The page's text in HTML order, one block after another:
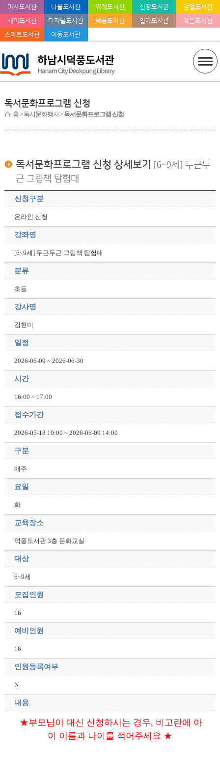
미사도서관 나룰도서관 위례도서관 신장도서관
감일도서관
세미도서관
디지털도서관 덕풍도서관 일가도서관
작은도서관
스마트도서관
이동도서관
독서문화프로그램 신청
홈> 독서문화행사 >독서문화프로그램 신청
독서문화프로그램 신청 상세보기
[6~9세] 두근두
근 그림책 탐험대
신청구분
온라인 신청
강좌명
[6~9세] 두근두근 그림책 탐험대
분류
초등
강사명
김현미
일정
2026-06-09 ~ 2026-06-30
시간
16:00 ~ 17:00
접수기간
2026-05-18 10:00 ~ 2026-06-09 14:00
구분
매주
요일
화
교육장소
덕풍도서관 3층 문화교실
대상
6~9세
모집인원
16
예비인원
16
인원등록여부
N
내용
★부모님이 대신 신청하시는 경우, 비고란에 아
이 이름과 나이를 적어주세요 ★